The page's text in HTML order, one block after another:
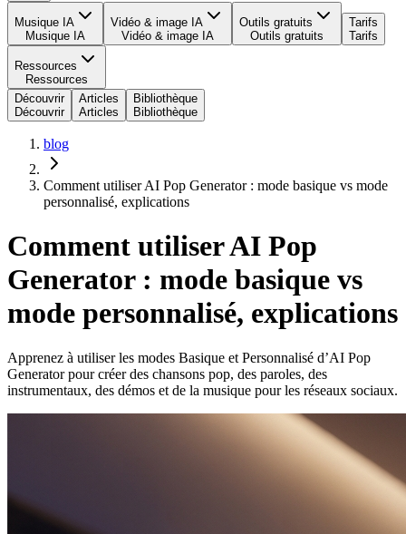
Musique IA
Musique IA
Vidéo & image IA
Vidéo & image IA
Outils gratuits
Outils gratuits
Tarifs
Tarifs
Ressources
Ressources
Découvrir
Découvrir
Articles
Articles
Bibliothèque
Bibliothèque
blog
Comment utiliser AI Pop Generator : mode basique vs mode
personnalisé, explications
Comment utiliser AI Pop
Generator : mode basique vs
mode personnalisé, explications
Apprenez à utiliser les modes Basique et Personnalisé d’AI Pop
Generator pour créer des chansons pop, des paroles, des
instrumentaux, des démos et de la musique pour les réseaux sociaux.